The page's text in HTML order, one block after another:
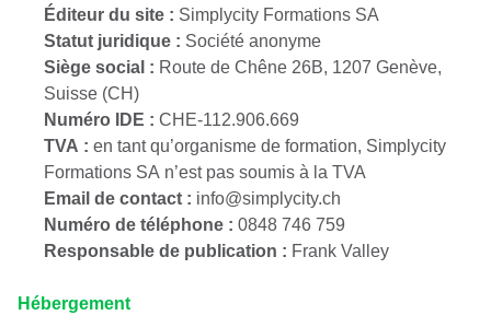
Éditeur du site : Simplycity Formations SA
Statut juridique : Société anonyme
Siège social : Route de Chêne 26B, 1207 Genève,
Suisse (CH)
Numéro IDE : CHE-112.906.669
TVA : en tant qu’organisme de formation, Simplycity
Formations SA n’est pas soumis à la TVA
Email de contact : info@simplycity.ch
Numéro de téléphone : 0848 746 759
Responsable de publication : Frank Valley
Hébergement